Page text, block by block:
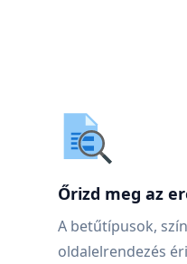
Őrizd meg az
A betűtípusok,
oldalelrendezés